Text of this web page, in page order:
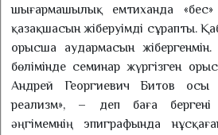
шығармашылық емтиханда
қазақшасын жіберуімді сұрапты.
орысша аудармасын жібергенмін.
бөлімінде семинар жүргізген
Андрей Георгиевич Битов осы
реализм», – деп баға
әңгімемнің эпиграфында